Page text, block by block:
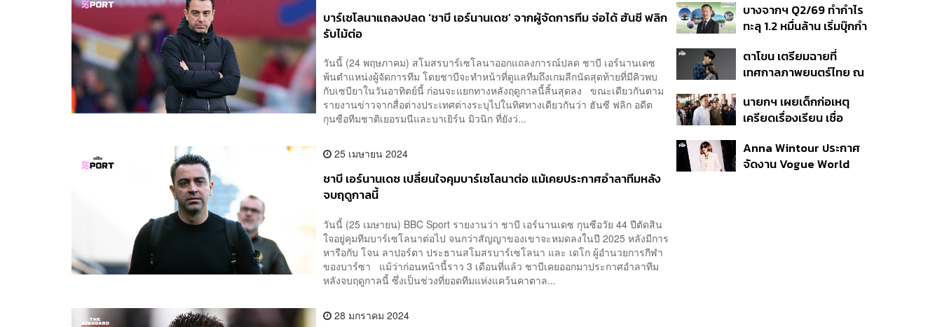
บาร์เซโลนาแถลงปลด ‘ชาบี เอร์นานเดซ’ จากผู้จัดการทีม จ่อได้ ฮันซี ฟลิก
รับไม้ต่อ
วันนี้ (24 พฤษภาคม) สโมสรบาร์เซโลนาออกแถลงการณ์ปลด ชาบี เอร์นานเดซ
พ้นตำแหน่งผู้จัดการทีม โดยชาบีจะทำหน้าที่ดูแลทีมถึงเกมลีกนัดสุดท้ายที่มีคิวพบ
กับเซบียาในวันอาทิตย์นี้ ก่อนจะแยกทางหลังฤดูกาลนี้สิ้นสุดลง ขณะเดียวกันตาม
รายงานข่าวจากสื่อต่างประเทศต่างระบุไปในทิศทางเดียวกันว่า ฮันซี ฟลิก อดีต
กุนซือทีมชาติเยอรมนีและบาเยิร์น มิวนิก ที่ยังว่...
25 เมษายน 2024
ชาบี เอร์นานเดซ เปลี่ยนใจคุมบาร์เซโลนาต่อ แม้เคยประกาศอำลาทีมหลัง
จบฤดูกาลนี้
วันนี้ (25 เมษายน) BBC Sport รายงานว่า ชาบี เอร์นานเดซ กุนซือวัย 44 ปีตัดสิน
ใจอยู่คุมทีมบาร์เซโลนาต่อไป จนกว่าสัญญาของเขาจะหมดลงในปี 2025 หลังมีการ
หารือกับ โจน ลาปอร์ตา ประธานสโมสรบาร์เซโลนา และ เดโก ผู้อำนวยการกีฬา
ของบาร์ซา แม้ว่าก่อนหน้านี้ราว 3 เดือนที่แล้ว ชาบีเคยออกมาประกาศอำลาทีม
หลังจบฤดูกาลนี้ ซึ่งเป็นช่วงที่ยอดทีมแห่งแคว้นคาตาล...
28 มกราคม 2024
เนื่อง ประเมินปล่อยตัว
บางจากฯ Q2/69 ทำกำไร
ทะลุ 1.2 หมื่นล้าน เริ่มบุ๊กกำ
แรก หนุนรายได้ครึ่งปีทะลุ
3.2 แสนล้าน
ตาโขน เตรียมฉายที่
เทศกาลภาพยนตร์ไทย ณ
นายกฯ เผยเด็กก่อเหตุ
เครียดเรื่องเรียน เชื่อ
กระสุนอีกกว่า 30 นัด หาก
ไม่จบชีวิตตัวเองอาจสูญ
Anna Wintour ประกาศ
จัดงาน Vogue World